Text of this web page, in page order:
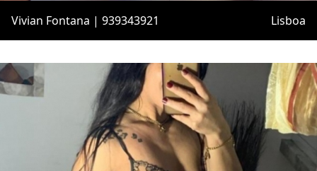
Vivian Fontana | 939343921 Lisboa